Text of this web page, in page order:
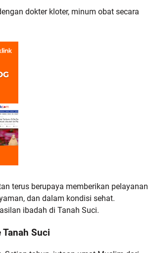
dokter kloter, minum obat secara
terus berupaya memberikan pelayanan
dan dalam kondisi sehat.
ibadah di Tanah Suci.
Suci